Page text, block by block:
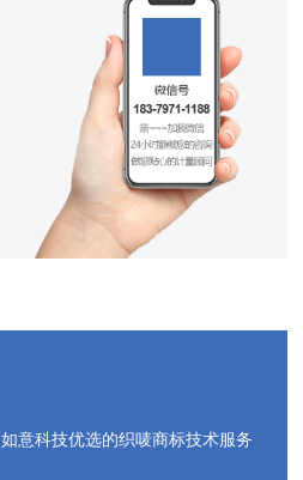
如意科技优选的织唛商标技术服务